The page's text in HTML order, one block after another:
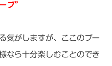
ブ”
気がしますが、ここのプー
なら十分楽しむことのでき